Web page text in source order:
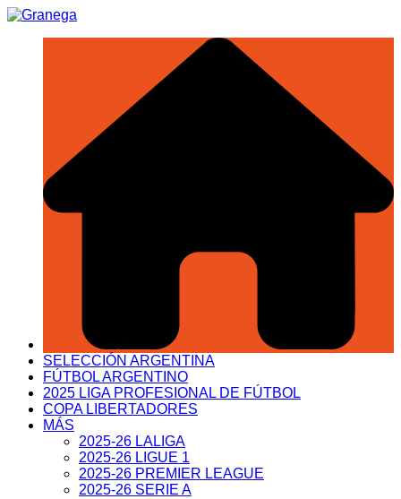
Saltar
SELECCIÓN ARGENTINA
FÚTBOL ARGENTINO
2025 LIGA PROFESIONAL DE FÚTBOL
COPA LIBERTADORES
MÁS
2025-26 LALIGA
2025-26 LIGUE 1
2025-26 PREMIER LEAGUE
2025-26 SERIE A